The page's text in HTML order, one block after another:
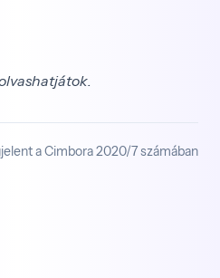
a Cimbora 2020/7 számában